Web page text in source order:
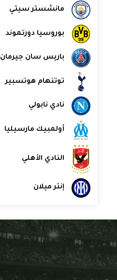
مانشستر سيتي
بوروسيا دورتموند
باريس سان جيرمان
توتنهام هوتسبير
نادي نابولي
أولمبيك مارسيليا
النادي الأهلي
إنتر ميلان